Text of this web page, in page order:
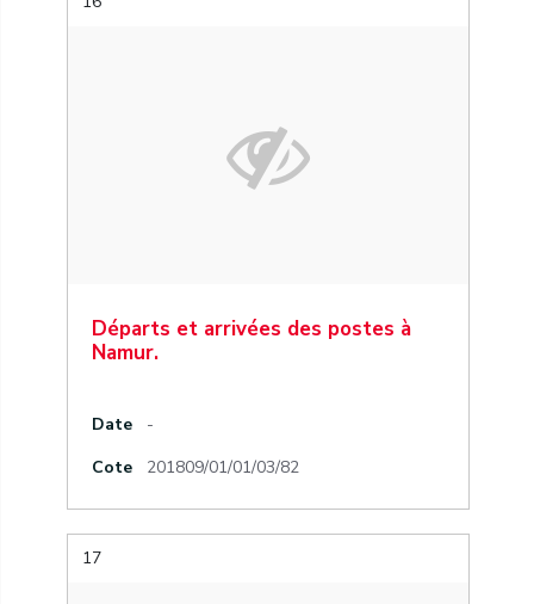
Départs et arrivées des postes à
Namur.
Date
-
Cote
201809/01/01/03/82
17